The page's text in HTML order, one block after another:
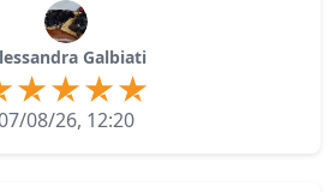
Galbiati
08/26, 12:20